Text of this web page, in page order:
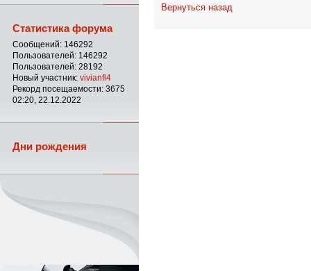
Вернуться назад
Статистика форума
Сообщений: 146292
Пользователей: 146292
Пользователей: 28192
Новый участник: vivianfl4
Рекорд посещаемости: 3675
02:20, 22.12.2022
Дни рождения